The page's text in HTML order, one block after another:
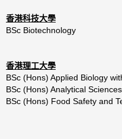
香港科技大學
BSc Biotechnology
香港理工大學
BSc (Hons) Applied Biology
BSc (Hons) Analytical
BSc (Hons) Food Safety and